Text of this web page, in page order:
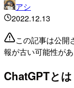
アシ
2022.12.13
この記事は公開
報が古い可能性が
ChatGPTとは